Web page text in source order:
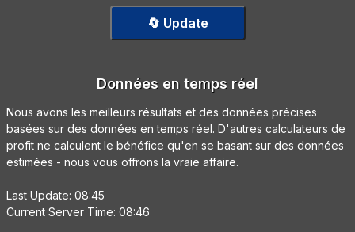
🔄 Update
Données en temps réel
Nous avons les meilleurs résultats et des données précises
basées sur des données en temps réel. D'autres calculateurs de
profit ne calculent le bénéfice qu'en se basant sur des données
estimées - nous vous offrons la vraie affaire.
Last Update: 08:45
Current Server Time: 08:46